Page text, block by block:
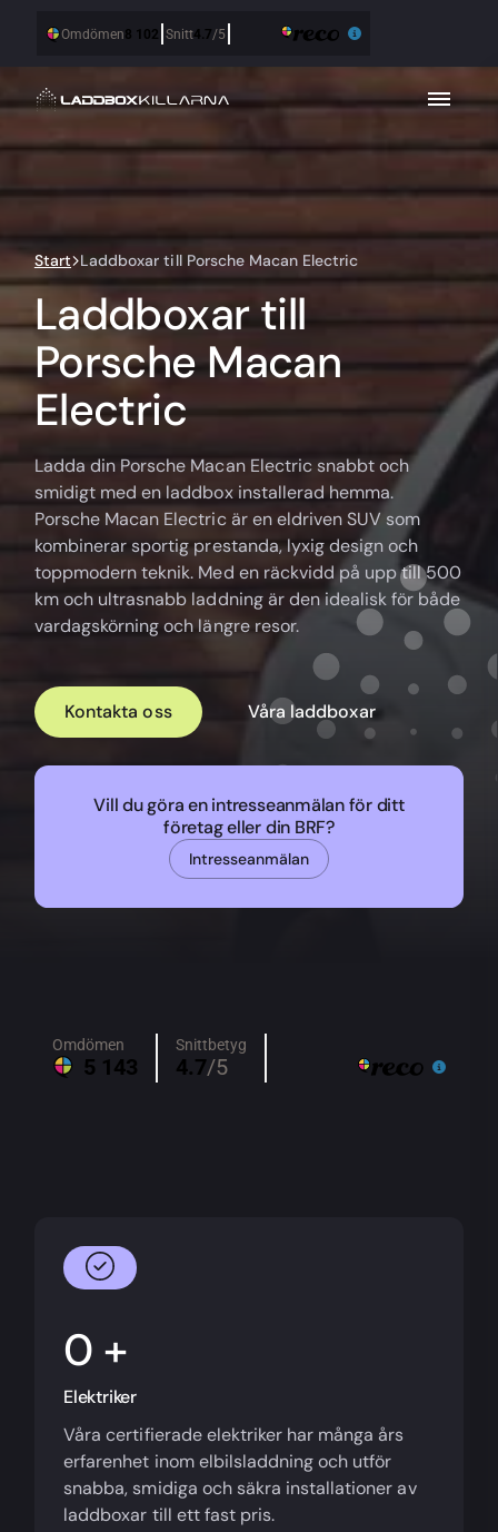
Start Laddboxar till Porsche Macan Electric
Laddboxar till
Porsche Macan
Electric
Ladda din Porsche Macan Electric snabbt och
smidigt med en laddbox installerad hemma.
Porsche Macan Electric är en eldriven SUV som
kombinerar sportig prestanda, lyxig design och
toppmodern teknik. Med en räckvidd på upp till 500
km och ultrasnabb laddning är den idealisk för både
vardagskörning och längre resor.
Kontakta oss Våra laddboxar
Vill du göra en intresseanmälan för ditt
företag eller din BRF?
Intresseanmälan
+
Elektriker
Våra certifierade elektriker har många års
erfarenhet inom elbilsladdning och utför
snabba, smidiga och säkra installationer av
laddboxar till ett fast pris.